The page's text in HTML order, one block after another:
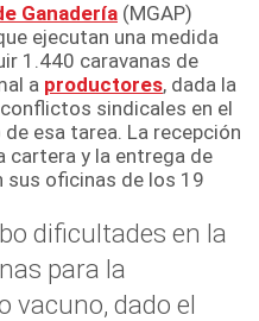
Ganadería (MGAP)
ejecutan una medida
1.440 caravanas de
a productores, dada la
sindicales en el
esa tarea. La recepción
cartera y la entrega de
sus oficinas de los 19
dificultades en la
para la
vacuno, dado el